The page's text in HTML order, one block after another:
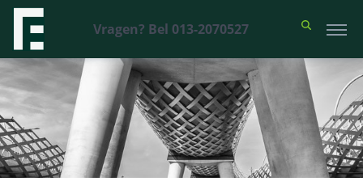
Vragen? Bel 013-2070527